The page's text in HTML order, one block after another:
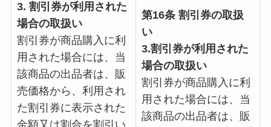
3. 割引券が利用された
場合の取扱い
割引券が商品購入に利
用された場合には、当
該商品の出品者は、販
売価格から、利用され
た割引券に表示された
第16条 割引券の取扱
い
3.割引券が利用された
場合の取扱い
割引券が商品購入に利
用された場合には、当
該商品の出品者は、販